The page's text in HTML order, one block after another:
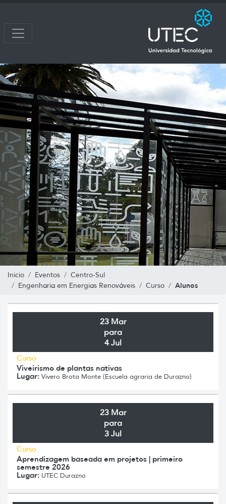
Inicio Eventos
Centro-Sul
Engenharia em Energias Renováveis
Curso Alunos
23 Mar
para
4 Jul
Curso
Viveirismo de plantas nativas
Lugar: Vivero Brota Monte (Escuela agraria de Durazno)
23 Mar
para
3 Jul
Curso
Aprendizagem baseada em projetos | primeiro
semestre 2026
Lugar: UTEC Durazno